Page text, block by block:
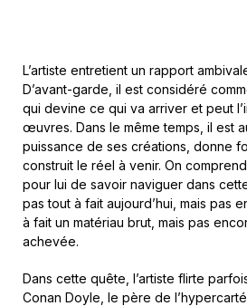
L’artiste entretient un rapport
D’avant-garde, il est considéré
qui devine ce qui va arriver et peut
œuvres. Dans le même temps, il est
puissance de ses créations, donne
construit le réel à venir. On
pour lui de savoir naviguer dans
pas tout à fait aujourd’hui, mais pas
à fait un matériau brut, mais pas
achevée.
Dans cette quête, l’artiste flirte
Conan Doyle, le père de